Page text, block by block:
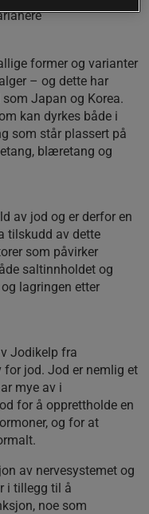
former og varianter
– og dette har
Japan og Korea.
kan dyrkes både i
som står plassert på
blæretang og
av jod og er derfor en
tilskudd av dette
som påvirker
saltinnholdet og
lagringen etter
Jodikelp fra
for jod. Jod er nemlig et
mye av i
for å opprettholde en
og for at
av nervesystemet og
i tillegg til å
noe som